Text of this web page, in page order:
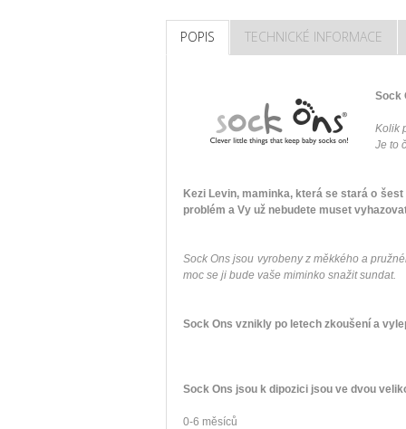
POPIS TECHNICKÉ INFORMACE
Sock
Kolik
Je to
Kezi Levin, maminka, která se stará o
problém a Vy už nebudete muset
Sock Ons jsou vyrobeny z měkkého a
moc se ji bude vaše miminko snažit sundat.
Sock Ons vznikly po letech zkoušení a
Sock Ons jsou k dipozici jsou ve dvou
0-6 měsíců